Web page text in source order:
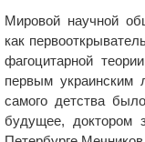
Мировой научной
как
фагоцитарной
первым украинским
самого детства
будущее, доктором